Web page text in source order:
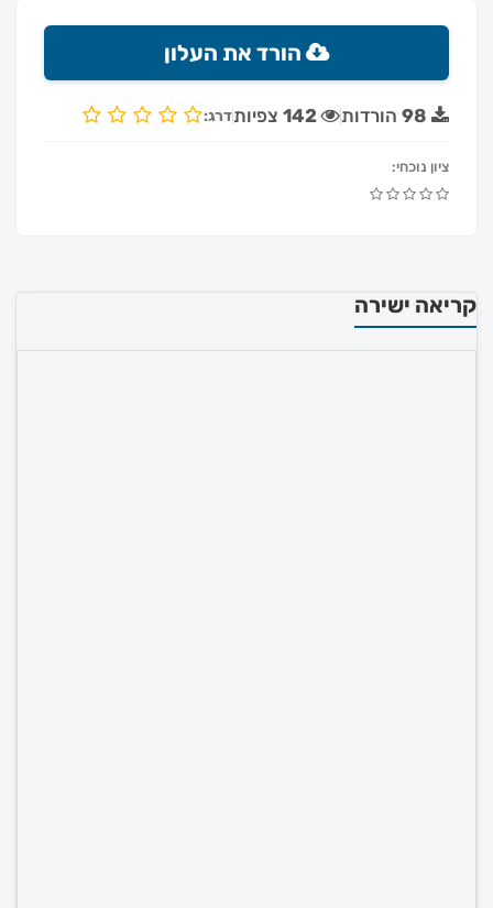
הורד את העלון
98 הורדות 142 צפיותדרג:
ציון נוכחי:
קריאה ישירה